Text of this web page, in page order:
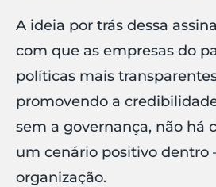
A ideia por trás dessa
com que as empresas do
políticas mais
promovendo a
sem a governança, não há
um cenário positivo dentro
organização.